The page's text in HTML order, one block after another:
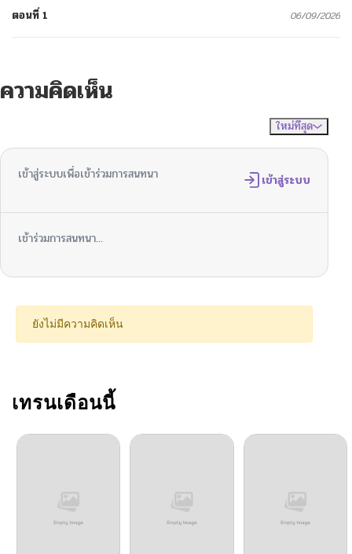
ตอนที่ 1 06/09/2026
ความคิดเห็น
ใหม่ที่สุด
เข้าสู่ระบบเพื่อเข้าร่วมการสนทนา เข้าสู่ระบบ
เข้าร่วมการสนทนา...
ยังไม่มีความคิดเห็น
เทรนเดือนนี้